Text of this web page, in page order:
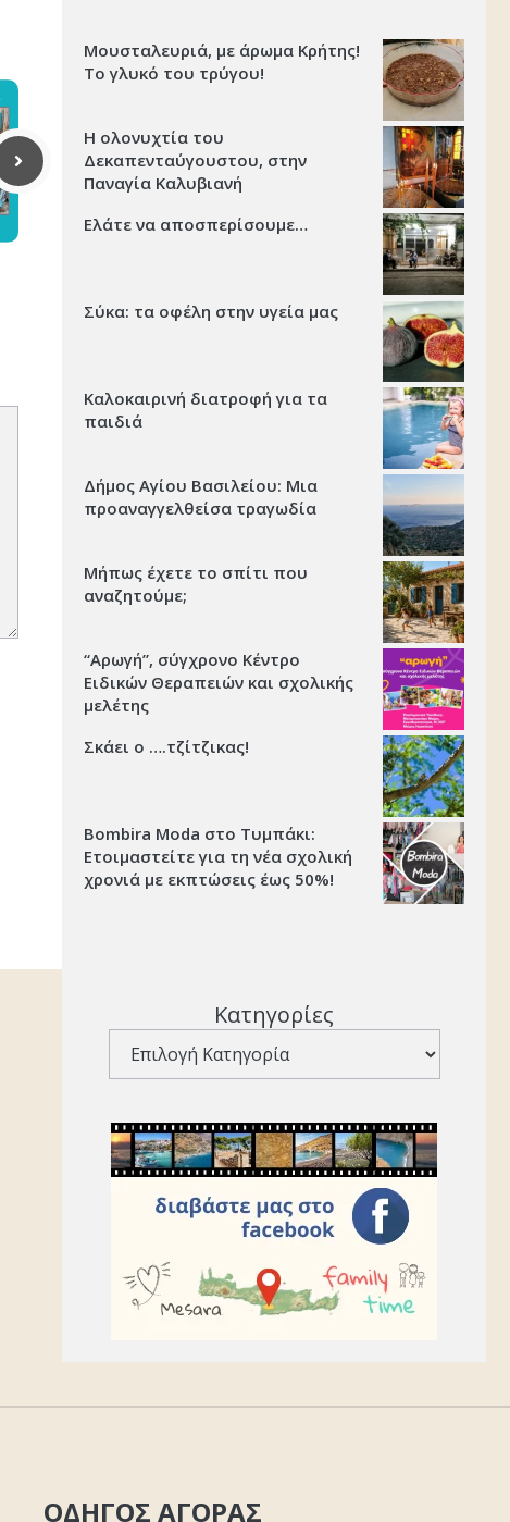
Μουσταλευριά, με άρωμα Κρήτης!
Το γλυκό του τρύγου!
Η ολονυχτία του
Δεκαπενταύγουστου, στην
Παναγία Καλυβιανή
Ελάτε να αποσπερίσουμε…
Σύκα: τα οφέλη στην υγεία μας
Καλοκαιρινή διατροφή για τα
παιδιά
Δήμος Αγίου Βασιλείου: Μια
προαναγγελθείσα τραγωδία
Μήπως έχετε το σπίτι που
αναζητούμε;
“Αρωγή”, σύγχρονο Κέντρο
Ειδικών Θεραπειών και σχολικής
μελέτης
Σκάει ο ….τζίτζικας!
Bombira Moda στο Τυμπάκι:
Ετοιμαστείτε για τη νέα σχολική
χρονιά με εκπτώσεις έως 50%!
Κατηγορίες
ΟΔΗΓΟΣ ΑΓΟΡΑΣ